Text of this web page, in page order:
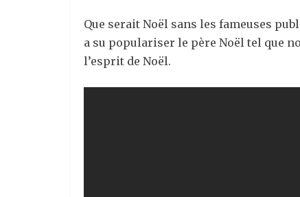
Que serait Noël sans les fameuses
a su populariser le père Noël tel que
l’esprit de Noël.